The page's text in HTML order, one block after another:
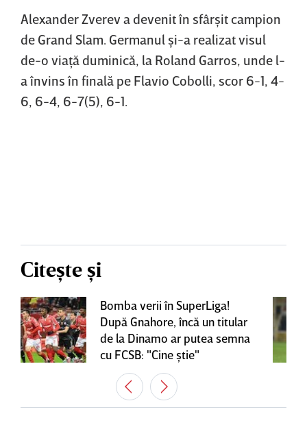
Alexander Zverev a devenit în sfârşit campion
de Grand Slam. Germanul şi-a realizat visul
de-o viaţă duminică, la Roland Garros, unde l-
a învins în finală pe Flavio Cobolli, scor 6-1, 4-
6, 6-4, 6-7(5), 6-1.
Citește și
Bomba verii în SuperLiga!
După Gnahore, încă un titular
de la Dinamo ar putea semna
cu FCSB: "Cine ştie"